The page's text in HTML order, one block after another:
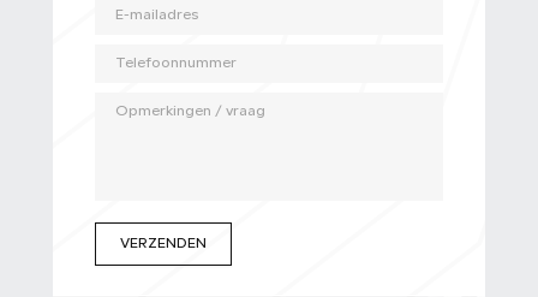
VERZENDEN